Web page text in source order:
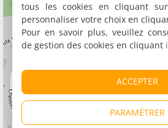
tous les cookies en cliquant
personnaliser votre choix en
Pour en savoir plus, veuillez
de gestion des cookies en cliquant
ACCEPTER
PARAMÉTRER